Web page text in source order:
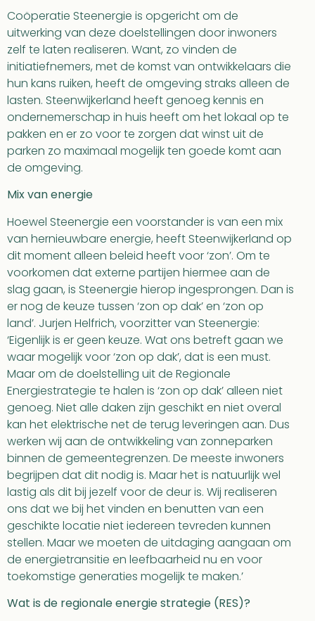
Coöperatie Steenergie is opgericht om de
uitwerking van deze doelstellingen door inwoners
zelf te laten realiseren. Want, zo vinden de
initiatiefnemers, met de komst van ontwikkelaars die
hun kans ruiken, heeft de omgeving straks alleen de
lasten. Steenwijkerland heeft genoeg kennis en
ondernemerschap in huis heeft om het lokaal op te
pakken en er zo voor te zorgen dat winst uit de
parken zo maximaal mogelijk ten goede komt aan
de omgeving.
Mix van energie
Hoewel Steenergie een voorstander is van een mix
van hernieuwbare energie, heeft Steenwijkerland op
dit moment alleen beleid heeft voor ‘zon’. Om te
voorkomen dat externe partijen hiermee aan de
slag gaan, is Steenergie hierop ingesprongen. Dan is
er nog de keuze tussen ‘zon op dak’ en ‘zon op
land’. Jurjen Helfrich, voorzitter van Steenergie:
‘Eigenlijk is er geen keuze. Wat ons betreft gaan we
waar mogelijk voor ‘zon op dak’, dat is een must.
Maar om de doelstelling uit de Regionale
Energiestrategie te halen is ‘zon op dak’ alleen niet
genoeg. Niet alle daken zijn geschikt en niet overal
kan het elektrische net de terug leveringen aan. Dus
werken wij aan de ontwikkeling van zonneparken
binnen de gemeentegrenzen. De meeste inwoners
begrijpen dat dit nodig is. Maar het is natuurlijk wel
lastig als dit bij jezelf voor de deur is. Wij realiseren
ons dat we bij het vinden en benutten van een
geschikte locatie niet iedereen tevreden kunnen
stellen. Maar we moeten de uitdaging aangaan om
de energietransitie en leefbaarheid nu en voor
toekomstige generaties mogelijk te maken.’
Wat is de regionale energie strategie (RES)?